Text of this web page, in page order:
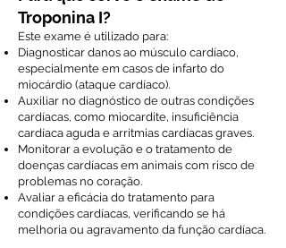
Troponina I?
Este exame é utilizado para:
Diagnosticar danos ao músculo cardíaco,
especialmente em casos de infarto do
miocárdio (ataque cardíaco).
Auxiliar no diagnóstico de outras condições
cardíacas, como miocardite, insuficiência
cardíaca aguda e arritmias cardíacas graves.
Monitorar a evolução e o tratamento de
doenças cardíacas em animais com risco de
problemas no coração.
Avaliar a eficácia do tratamento para
condições cardíacas, verificando se há
melhoria ou agravamento da função cardíaca.